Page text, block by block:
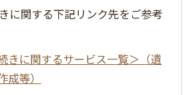
に関する下記リンク先をご参考
きに関するサービス一覧＞（遺
等）